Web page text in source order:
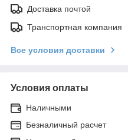
Доставка почтой
Транспортная компания
Все условия доставки
Условия оплаты
Наличными
Безналичный расчет